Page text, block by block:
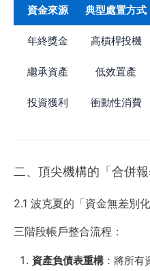
資金來源 典型處置方式
年終獎金 高槓桿投機
繼承資產 低效置產
投資獲利 衝動性消費
二、頂尖機構的「合併
2.1 波克夏的「資金無差別
三階段帳戶整合流程：
資產負債表重構 ：將所